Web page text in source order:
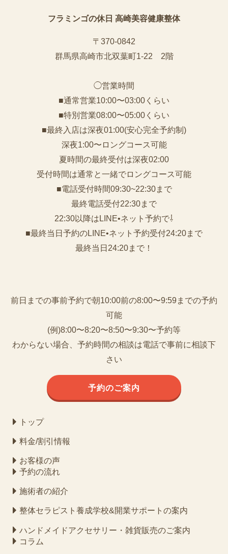
フラミンゴの休日 高崎美容健康整体
〒370-0842
群馬県高崎市北双葉町1-22 2階
◯営業時間
■通常営業10:00〜03:00くらい
■特別営業08:00〜05:00くらい
■最終入店は深夜01:00(安心完全予約制)
深夜1:00〜ロングコース可能
夏時間の最終受付は深夜02:00
受付時間は通常と一緒でロングコース可能
■電話受付時間09:30~22:30まで
️最終電話受付22:30まで
22:30以降はLINE•ネット予約で⇩
■最終当日予約のLINE•ネット予約受付24:20まで
最終当日24:20まで！
前日までの事前予約で朝10:00前の8:00〜9:59までの予約
可能
(例)8:00〜8:20〜8:50〜9:30〜予約等
わからない場合、予約時間の相談は電話で事前に相談下
さい
予約のご案内
トップ
料金/割引情報
お客様の声
予約の流れ
施術者の紹介
整体セラピスト養成学校&開業サポートの案内
ハンドメイドアクセサリー・雑貨販売のご案内
コラム